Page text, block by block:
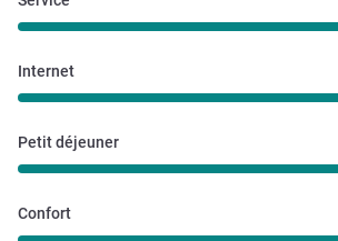
Internet
Petit déjeuner
Confort